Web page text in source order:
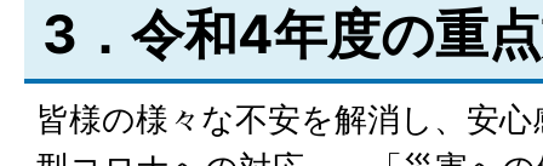
3．令和4年度の重
皆様の様々な不安を解消し、安